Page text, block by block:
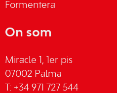
Formentera
On som
Miracle 1, 1er pis
07002 Palma
T: +34 971 727 544